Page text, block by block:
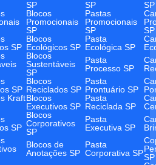
SP
SP
SP
Blocos
Promocionais
SP
Pastas
Promocionais
SP
SP
SP
Blocos
Ecológicos SP
Pasta
Ecológica SP
Blocos
Sustentáveis
SP
Pasta
Processo SP
SP
Blocos
Reciclados SP
Pasta
Prontuário SP
KraftBlocos
Executivos SP
Pasta
Reciclada SP
SP
Blocos
Corporativos
SP
Pasta
Executiva SP
Blocos de
Anotações SP
Pasta
Corporativa SPSP